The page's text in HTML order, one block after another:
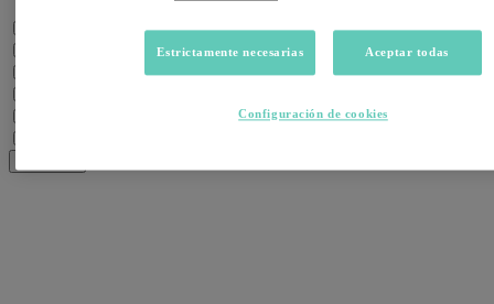
Estrictamente necesarias Aceptar todas
Configuración de cookies